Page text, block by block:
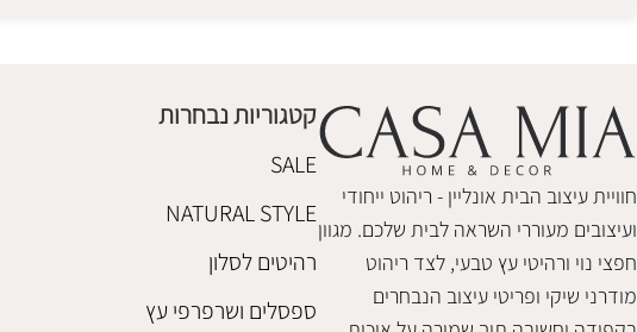
₪ 780
הוספה לסל
₪1,580
חוויית עיצוב הבית אונליין - ריהוט ייחודי
ועיצובים מעוררי השראה לבית שלכם. מגוון
חפצי נוי ורהיטי עץ טבעי, לצד ריהוט
מודרני שיקי ופריטי עיצוב הנבחרים
קטגוריות נבחרות
SALE
NATURAL STYLE
רהיטים לסלון
ספסלים ושרפרפי עץ